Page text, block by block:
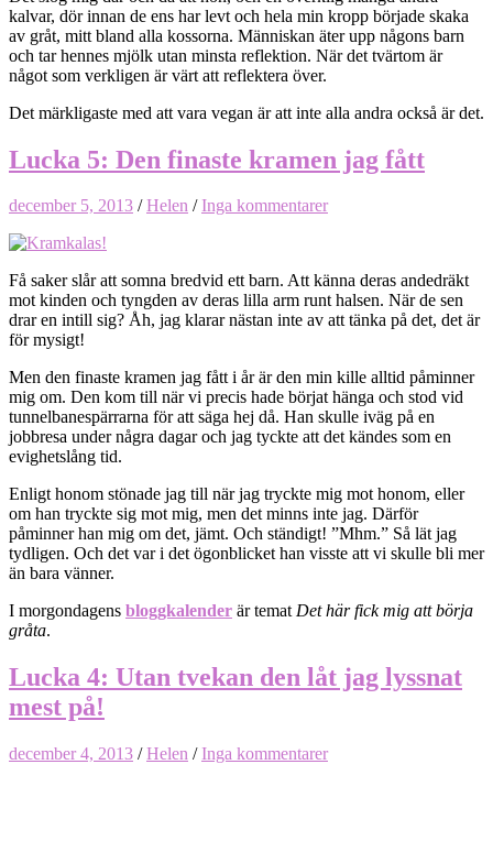
kalvar, dör innan de ens har levt och hela min kropp började skaka
av gråt, mitt bland alla kossorna. Människan äter upp någons barn
och tar hennes mjölk utan minsta reflektion. När det tvärtom är
något som verkligen är värt att reflektera över.
Det märkligaste med att vara vegan är att inte alla andra också är det.
Lucka 5: Den finaste kramen jag fått
december 5, 2013 /Helen /Inga kommentarer
Få saker slår att somna bredvid ett barn. Att känna deras andedräkt
mot kinden och tyngden av deras lilla arm runt halsen. När de sen
drar en intill sig? Åh, jag klarar nästan inte av att tänka på det, det är
för mysigt!
Men den finaste kramen jag fått i år är den min kille alltid påminner
mig om. Den kom till när vi precis hade börjat hänga och stod vid
tunnelbanespärrarna för att säga hej då. Han skulle iväg på en
jobbresa under några dagar och jag tyckte att det kändes som en
evighetslång tid.
Enligt honom stönade jag till när jag tryckte mig mot honom, eller
om han tryckte sig mot mig, men det minns inte jag. Därför
påminner han mig om det, jämt. Och ständigt! ”Mhm.” Så lät jag
tydligen. Och det var i det ögonblicket han visste att vi skulle bli mer
än bara vänner.
I morgondagens bloggkalender är tematDet här fick mig att börja
gråta.
Lucka 4: Utan tvekan den låt jag lyssnat
mest på!
december 4, 2013 /Helen /Inga kommentarer